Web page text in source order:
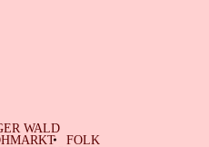
WALD
FOLK